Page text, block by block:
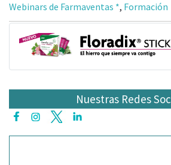
Webinars de Farmaventas *, Formación
Nuestras Redes